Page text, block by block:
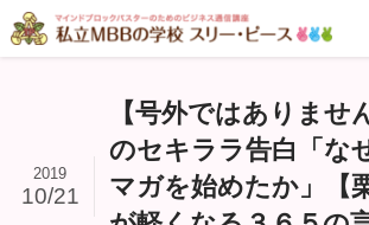
【号外ではありませ
のセキララ告白「な
マガを始めたか」【
2019
10/21